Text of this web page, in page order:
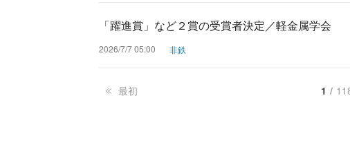
「躍進賞」など２賞の受賞者決定／軽金属学会
2026/7/7 05:00 非鉄
最初 1